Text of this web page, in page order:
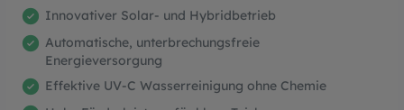
Innovativer Solar- und Hybridbetrieb
Automatische, unterbrechungsfreie
Energieversorgung
Effektive UV-C Wasserreinigung ohne Chemie